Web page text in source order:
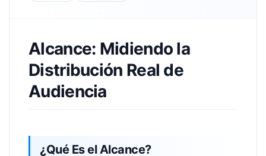
Alcance: Midiendo la
Distribución Real de
Audiencia
¿Qué Es el Alcance?